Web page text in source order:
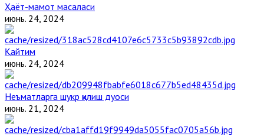
Ҳаёт-мамот масаласи
июнь. 24, 2024
Қайтим
июнь. 24, 2024
Неъматларга шукр қилиш дуоси
июнь. 21, 2024